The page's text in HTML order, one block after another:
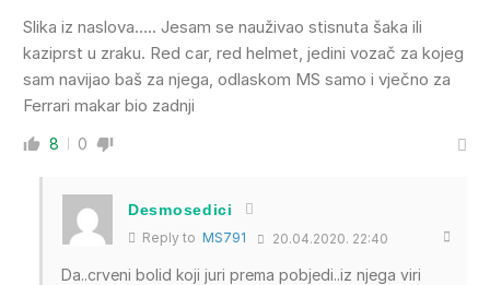
Slika iz naslova….. Jesam se nauživao stisnuta šaka ili
kaziprst u zraku. Red car, red helmet, jedini vozač za kojeg
sam navijao baš za njega, odlaskom MS samo i vječno za
Ferrari makar bio zadnji
8 0
Desmosedici
Reply to MS791 20.04.2020. 22:40
Da..crveni bolid koji juri prema pobjedi..iz njega viri